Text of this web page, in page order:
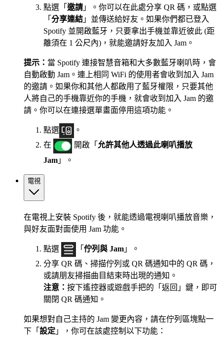
點選「 邀請 」。你可以在此處分享 QR 碼，或點選
「 分享連結 」並傳送給好友。如果你們都已登入
Spotify 並開啟藍牙，只要拿出手機並靠近彼此 (距
離須在 1 公尺內)，就能邀請好友加入 Jam。
提示： 當 Spotify 連接智慧音箱和大多數藍牙喇叭時，會
自動啟動 Jam。連上相同 WiFi 的使用者會收到加入 Jam
的邀請。如果你和其他人都啟用了藍牙權限，只要其他
人將自己的手機靠近你的手機，就會收到加入 Jam 的邀
請。你可以在連接選單畫面停用這項功能。
點選
。
在
開啟「 允許其他人透過此喇叭播放
Jam 」。
電視
在電視上安裝 Spotify 後，就能透過電視喇叭播放音樂，
與好友面對面使用 Jam 功能。
點選 「 佇列與 Jam 」。
分享 QR 碼、掃描佇列或 QR 碼通知中的 QR 碼，
或請朋友掃描曲目結束時出現的通知。
注意： 按下遙控器或遊戲手把的「返回」鍵，即可
關閉 QR 碼通知。
如果想對自己主持的 Jam 變更內容，請在佇列區塊點一
下「 設定 」，你可在該處控制以下功能：